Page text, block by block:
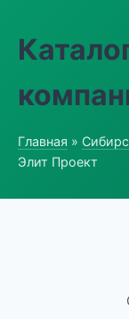
Главная »
Элит Проект